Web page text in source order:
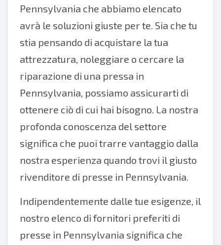
Pennsylvania che abbiamo elencato
avrà le soluzioni giuste per te. Sia che tu
stia pensando di acquistare la tua
attrezzatura, noleggiare o cercare la
riparazione di una pressa in
Pennsylvania, possiamo assicurarti di
ottenere ciò di cui hai bisogno. La nostra
profonda conoscenza del settore
significa che puoi trarre vantaggio dalla
nostra esperienza quando trovi il giusto
rivenditore di presse in Pennsylvania.
Indipendentemente dalle tue esigenze, il
nostro elenco di fornitori preferiti di
presse in Pennsylvania significa che